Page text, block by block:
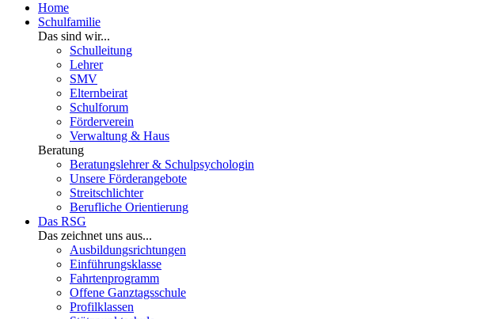
Home
Schulfamilie
Das sind wir...
Schulleitung
Lehrer
SMV
Elternbeirat
Schulforum
Förderverein
Verwaltung & Haus
Beratung
Beratungslehrer & Schulpsychologin
Unsere Förderangebote
Streitschlichter
Berufliche Orientierung
Das RSG
Das zeichnet uns aus...
Ausbildungsrichtungen
Einführungsklasse
Fahrtenprogramm
Offene Ganztagsschule
Profilklassen